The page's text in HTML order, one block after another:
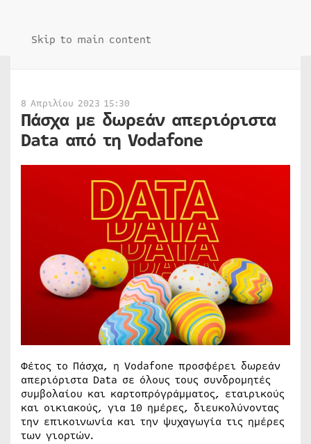
Skip to main content
8 Απριλίου 2023 15:30
Πάσχα με δωρεάν απεριόριστα
Data από τη Vodafone
Φέτος το Πάσχα, η Vodafone προσφέρει δωρεάν
απεριόριστα Data σε όλους τους συνδρομητές
συμβολαίου και καρτοπρόγράμματος, εταιρικούς
και οικιακούς, για 10 ημέρες, διευκολύνοντας
την επικοινωνία και την ψυχαγωγία τις ημέρες
των γιορτών.